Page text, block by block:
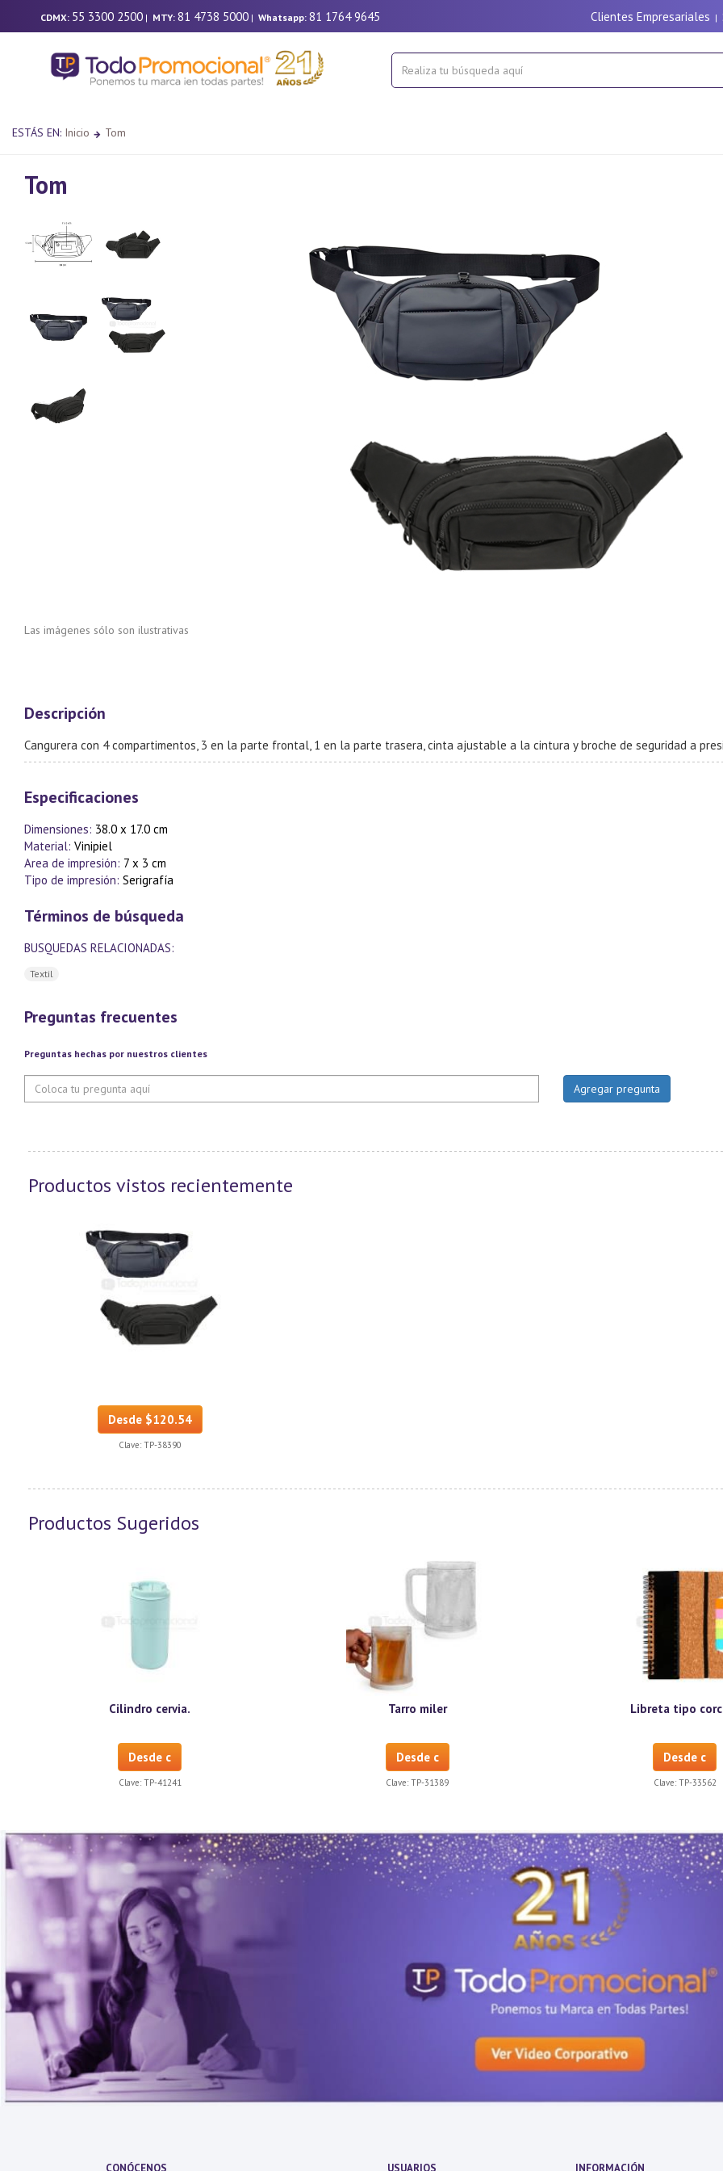
CDMX: 55 3300 2500 | MTY: 81 4738 5000 | Whatsapp: 81 1764 9645 Clientes Empresariales |
ESTÁS EN: Inicio Tom
Tom
Las imágenes sólo son ilustrativas
Descripción
Cangurera con 4 compartimentos, 3 en la parte frontal, 1 en la parte trasera, cinta ajustable a la cintura y broche de seguridad a
Especificaciones
Dimensiones: 38.0 x 17.0 cm
Material: Vinipiel
Area de impresión: 7 x 3 cm
Tipo de impresión: Serigrafía
Términos de búsqueda
BUSQUEDAS RELACIONADAS:
Textil
Preguntas frecuentes
Preguntas hechas por nuestros clientes
Productos vistos recientemente
Desde $120.54
Clave: TP-38390
Productos Sugeridos
Cilindro cervia.
Desde c
Clave: TP-41241
Tarro miler
Desde c
Clave:TP-31389
Libreta tipo
Desde c
Clave: TP-33562
CONÓCENOS USUARIOS INFORMACIÓN